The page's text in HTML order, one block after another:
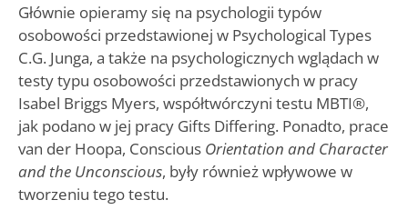
Głównie opieramy się na psychologii typów
osobowości przedstawionej w Psychological Types
C.G. Junga, a także na psychologicznych wglądach w
testy typu osobowości przedstawionych w pracy
Isabel Briggs Myers, współtwórczyni testu MBTI®,
jak podano w jej pracy Gifts Differing. Ponadto, prace
van der Hoopa, Conscious Orientation and Character
and the Unconscious, były również wpływowe w
tworzeniu tego testu.